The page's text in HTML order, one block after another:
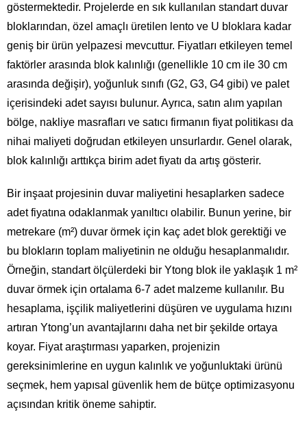
göstermektedir. Projelerde en sık kullanılan standart duvar
bloklarından, özel amaçlı üretilen lento ve U bloklara kadar
geniş bir ürün yelpazesi mevcuttur. Fiyatları etkileyen temel
faktörler arasında blok kalınlığı (genellikle 10 cm ile 30 cm
arasında değişir), yoğunluk sınıfı (G2, G3, G4 gibi) ve palet
içerisindeki adet sayısı bulunur. Ayrıca, satın alım yapılan
bölge, nakliye masrafları ve satıcı firmanın fiyat politikası da
nihai maliyeti doğrudan etkileyen unsurlardır. Genel olarak,
blok kalınlığı arttıkça birim adet fiyatı da artış gösterir.
Bir inşaat projesinin duvar maliyetini hesaplarken sadece
adet fiyatına odaklanmak yanıltıcı olabilir. Bunun yerine, bir
metrekare (m²) duvar örmek için kaç adet blok gerektiği ve
bu blokların toplam maliyetinin ne olduğu hesaplanmalıdır.
Örneğin, standart ölçülerdeki bir Ytong blok ile yaklaşık 1 m²
duvar örmek için ortalama 6-7 adet malzeme kullanılır. Bu
hesaplama, işçilik maliyetlerini düşüren ve uygulama hızını
artıran Ytong’un avantajlarını daha net bir şekilde ortaya
koyar. Fiyat araştırması yaparken, projenizin
gereksinimlerine en uygun kalınlık ve yoğunluktaki ürünü
seçmek, hem yapısal güvenlik hem de bütçe optimizasyonu
açısından kritik öneme sahiptir.